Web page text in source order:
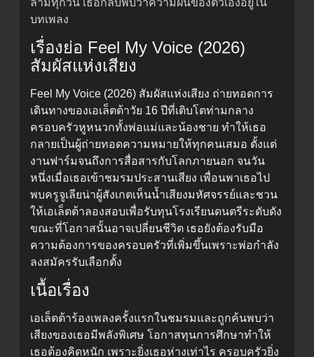
ล่ามทุกวัน เธอกลับพบว่าความฝันของตัวเองอยู่ใน
บทเพลง
เรื่องย่อ Feel My Voice (2026)
สัมผัสแห่งเสียง
Feel My Voice (2026) สัมผัสแห่งเสียง ถ่ายทอดการ
เดินทางของเอเล็ตต้าวัย 16 ปีที่เติบโตท่ามกลาง
ครอบครัวหูหนวกทั้งพ่อแม่และน้องชาย ทำให้เธอ
กลายเป็นผู้ถ่ายทอดความหมายให้ทุกคนเสมอ ตั้งแต่
งานฟาร์มจนถึงการสื่อสารกับโลกภายนอก จนวัน
หนึ่งเมื่อเธอเข้าชมรมประสานเสียง เพื่อนพาเธอไป
พบครูจูเลียน่าผู้สังเกตเห็นน้ำเสียงมหัศจรรย์และชวน
ให้เอเล็ตต้าลองสอบเพื่อรับทุนโรงเรียนดนตรีระดับดัง
ขณะที่โอกาสนั้นอาจเปลี่ยนชีวิต เธอยังต้องรับมือ
ความต้องการของครอบครัวที่เพิ่มขึ้นเพราะพ่อกำลัง
ลงสมัครรับเลือกตั้ง
เนื้อเรื่อง
เอเล็ตต้าร้องเพลงครั้งแรกในชมรมและถูกค้นพบว่า
เสียงของเธอมีพลังพิเศษ โอกาสทุนการศึกษาทำให้
เธอต้องคิดหนัก เพราะยิ่งเธอห่างเท่าไร ครอบครัวยิ่ง